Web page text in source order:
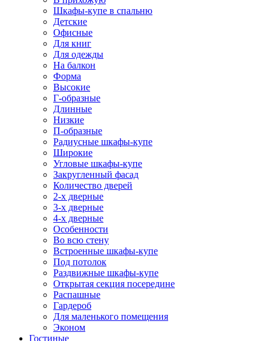
Шкафы-купе в спальню
Детские
Офисные
Для книг
Для одежды
На балкон
Форма
Высокие
Г-образные
Длинные
Низкие
П-образные
Радиусные шкафы-купе
Широкие
Угловые шкафы-купе
Закругленный фасад
Количество дверей
2-х дверные
3-х дверные
4-х дверные
Особенности
Во всю стену
Встроенные шкафы-купе
Под потолок
Раздвижные шкафы-купе
Открытая секция посередине
Распашные
Гардероб
Для маленького помещения
Эконом
Гостиные